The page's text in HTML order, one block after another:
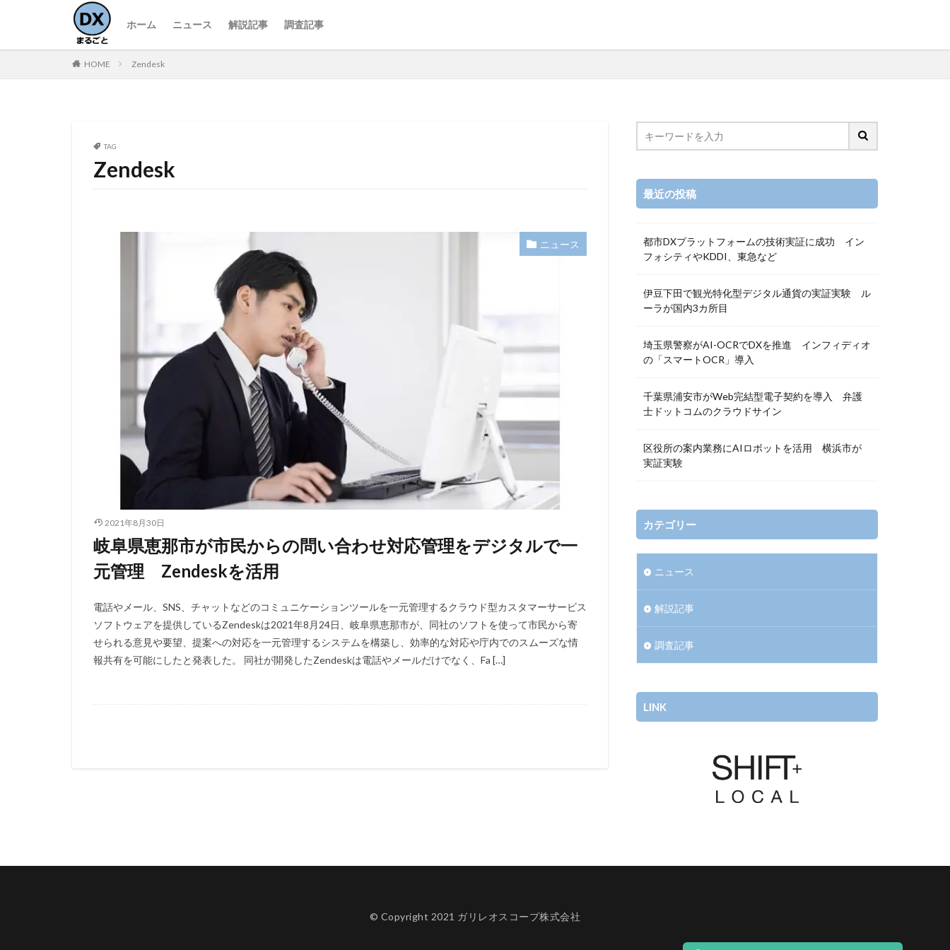
ホーム ニュース 解説記事 調査記事
HOME Zendesk
TAG
Zendesk
ニュース
2021年8月30日
岐阜県恵那市が市民からの問い合わせ対応管理をデジタルで一
元管理 Zendeskを活用
電話やメール、SNS、チャットなどのコミュニケーションツールを一元管理するクラウド型カスタマーサービス
ソフトウェアを提供しているZendeskは2021年8月24日、岐阜県恵那市が、同社のソフトを使って市民から寄
せられる意見や要望、提案への対応を一元管理するシステムを構築し、効率的な対応や庁内でのスムーズな情
報共有を可能にしたと発表した。 同社が開発したZendeskは電話やメールだけでなく、Fa […]
最近の投稿
都市DXプラットフォームの技術実証に成功 イン
フォシティやKDDI、東急など
伊豆下田で観光特化型デジタル通貨の実証実験 ル
ーラが国内3カ所目
埼玉県警察がAI-OCRでDXを推進 インフィディオ
の「スマートOCR」導入
千葉県浦安市がWeb完結型電子契約を導入 弁護
士ドットコムのクラウドサイン
区役所の案内業務にAIロボットを活用 横浜市が
実証実験
カテゴリー
ニュース
解説記事
調査記事
LINK
© Copyright 2021 ガリレオスコープ株式会社